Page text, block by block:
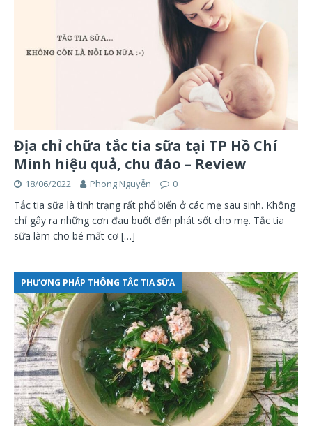
Địa chỉ chữa tắc tia sữa tại TP Hồ Chí
Minh hiệu quả, chu đáo – Review
18/06/2022 Phong Nguyễn 0
Tắc tia sữa là tình trạng rất phổ biến ở các mẹ sau sinh. Không
chỉ gây ra những cơn đau buốt đến phát sốt cho mẹ. Tắc tia
sữa làm cho bé mất cơ […]
PHƯƠNG PHÁP THÔNG TẮC TIA SỮA